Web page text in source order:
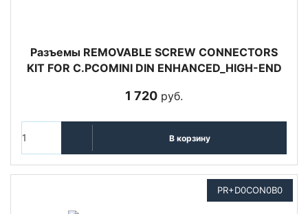
Разъемы REMOVABLE SCREW CONNECTORS
KIT FOR C.PCOMINI DIN ENHANCED_HIGH-END
1 720 руб.
В корзину
PR+D0CON0B0